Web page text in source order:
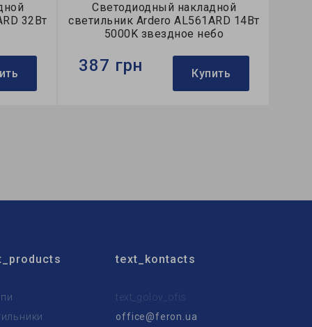
32Вт
Светодиодный накладной
светильник Ardero AL561ARD 14Вт
5000K звездное небо
387 грн Купить
text_kontacts
text_golov_ofis
office@feron.ua